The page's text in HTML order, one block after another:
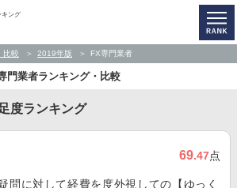
キング
比較 2019年版 FX専門業者
門業者ランキング・比較
度ランキング
69.47点
問に対して経費を度外視しての【ゆっく